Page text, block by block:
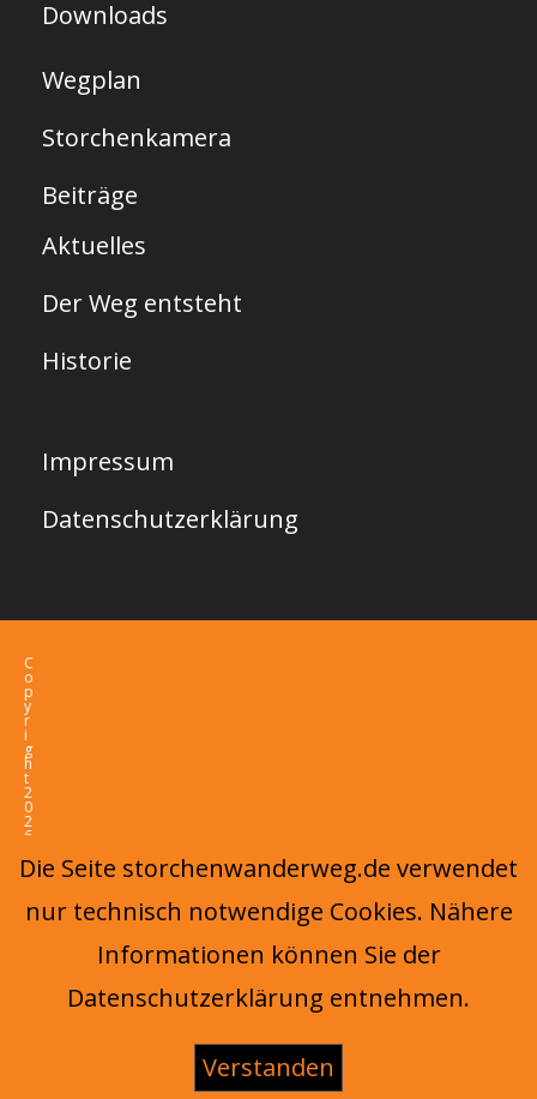
Downloads
Wegplan
Storchenkamera
Beiträge
Aktuelles
Der Weg entsteht
Historie
Impressum
Datenschutzerklärung
C
o
p
y
r
i
g
h
t
2
0
2
6
O
c
a
n
Die Seite storchenwanderweg.de verwendet
nur technisch notwendige Cookies. Nähere
Informationen können Sie der
Datenschutzerklärung entnehmen.
Verstanden